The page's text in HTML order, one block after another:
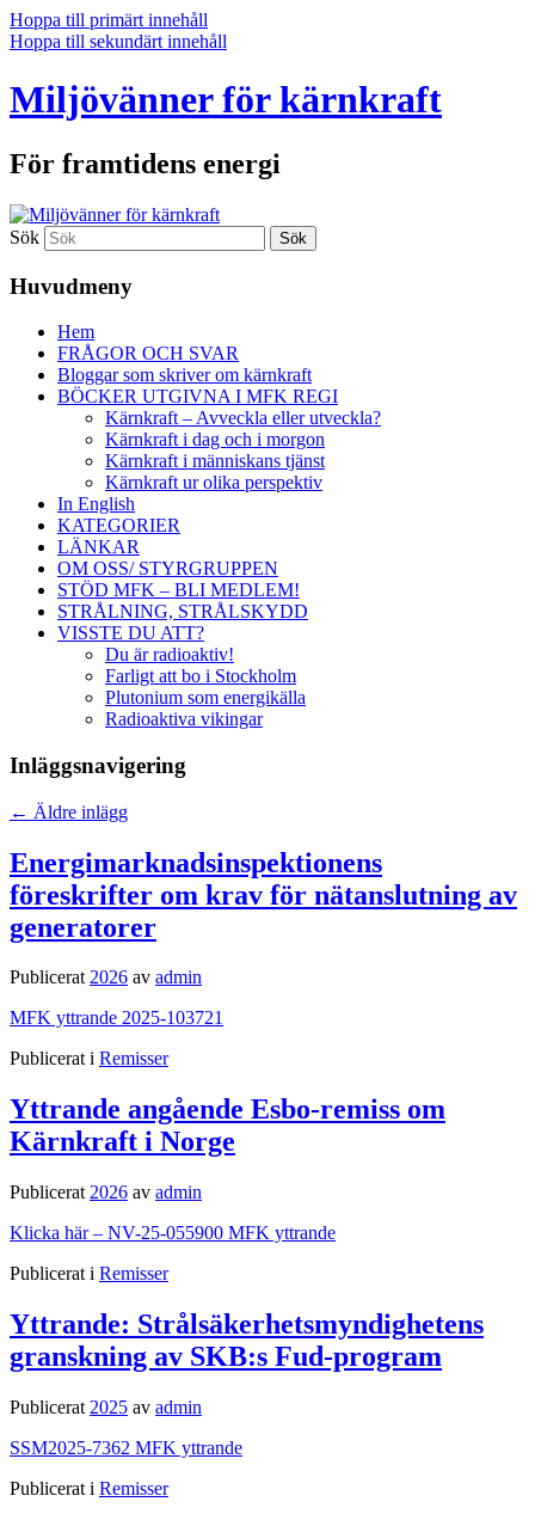
Hoppa till primärt innehåll
Hoppa till sekundärt innehåll
Miljövänner för kärnkraft
För framtidens energi
Sök
Huvudmeny
Hem
FRÅGOR OCH SVAR
Bloggar som skriver om kärnkraft
BÖCKER UTGIVNA I MFK REGI
Kärnkraft – Avveckla eller utveckla?
Kärnkraft i dag och i morgon
Kärnkraft i människans tjänst
Kärnkraft ur olika perspektiv
In English
KATEGORIER
LÄNKAR
OM OSS/ STYRGRUPPEN
STÖD MFK – BLI MEDLEM!
STRÅLNING, STRÅLSKYDD
VISSTE DU ATT?
Du är radioaktiv!
Farligt att bo i Stockholm
Plutonium som energikälla
Radioaktiva vikingar
Inläggsnavigering
← Äldre inlägg
Energimarknadsinspektionens
föreskrifter om krav för nätanslutning av
generatorer
Publicerat2026 av admin
MFK yttrande 2025-103721
Publicerat i Remisser
Yttrande angående Esbo-remiss om
Kärnkraft i Norge
Publicerat 2026 av admin
Klicka här – NV-25-055900 MFK yttrande
Publicerat i Remisser
Yttrande: Strålsäkerhetsmyndighetens
granskning av SKB:s Fud-program
Publicerat 2025 av admin
SSM2025-7362 MFK yttrande
Publicerat i Remisser